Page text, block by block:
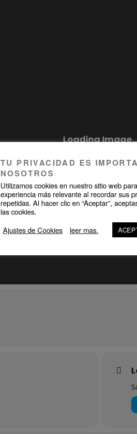
TU PRIVACIDAD ES
NOSOTROS
Utilizamos cookies en nuestro sitio web
experiencia más relevante al recordar sus
repetidas. Al hacer clic en “Aceptar”,
las cookies.
Ajustes de Cookies
leer mas.